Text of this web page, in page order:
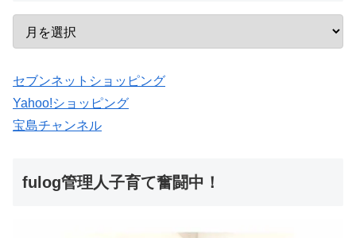
セブンネットショッピング
Yahoo!ショッピング
宝島チャンネル
fulog管理人子育て奮闘中！